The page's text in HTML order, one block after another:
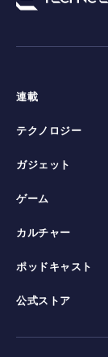
連載
テクノロジー
ガジェット
ゲーム
カルチャー
ポッドキャスト
公式ストア